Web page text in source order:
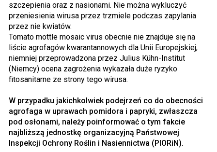
szczepienia oraz z nasionami. Nie można wykluczyć
przeniesienia wirusa przez trzmiele podczas zapylania
przez nie kwiatów.
Tomato mottle mosaic virus obecnie nie znajduje się na
liście agrofagów kwarantannowych dla Unii Europejskiej,
niemniej przeprowadzona przez Julius Kühn-Institut
(Niemcy) ocena zagrożenia wykazała duże ryzyko
fitosanitarne ze strony tego wirusa.
W przypadku jakichkolwiek podejrzeń co do obecności
agrofaga w uprawach pomidora i papryki, zwłaszcza
pod osłonami, należy poinformować o tym fakcie
najbliższą jednostkę organizacyjną Państwowej
Inspekcji Ochrony Roślin i Nasiennictwa (PIORiN).